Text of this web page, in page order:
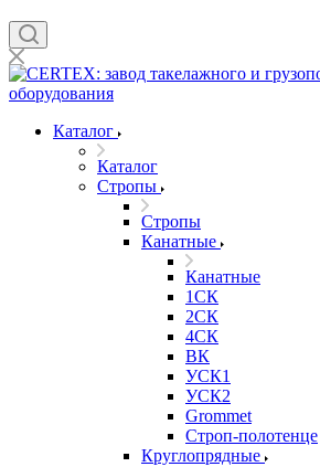
Каталог
Каталог
Стропы
Стропы
Канатные
Канатные
1СК
2СК
4СК
ВК
УСК1
УСК2
Grommet
Строп-полотенце
Круглопрядные